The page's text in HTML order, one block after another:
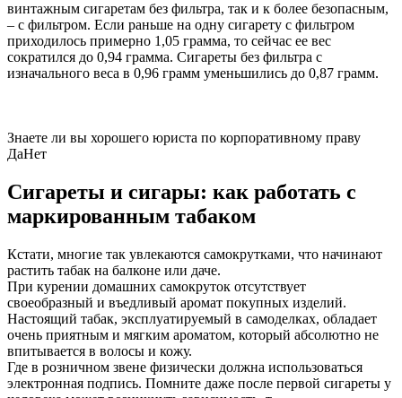
винтажным сигаретам без фильтра, так и к более безопасным,
– с фильтром. Если раньше на одну сигарету с фильтром
приходилось примерно 1,05 грамма, то сейчас ее вес
сократился до 0,94 грамма. Сигареты без фильтра с
изначального веса в 0,96 грамм уменьшились до 0,87 грамм.
Знаете ли вы хорошего юриста по корпоративному праву
ДаНет
Сигареты и сигары: как работать с
маркированным табаком
Кстати, многие так увлекаются самокрутками, что начинают
растить табак на балконе или даче.
При курении домашних самокруток отсутствует
своеобразный и въедливый аромат покупных изделий.
Настоящий табак, эксплуатируемый в самоделках, обладает
очень приятным и мягким ароматом, который абсолютно не
впитывается в волосы и кожу.
Где в розничном звене физически должна использоваться
электронная подпись. Помните даже после первой сигареты у